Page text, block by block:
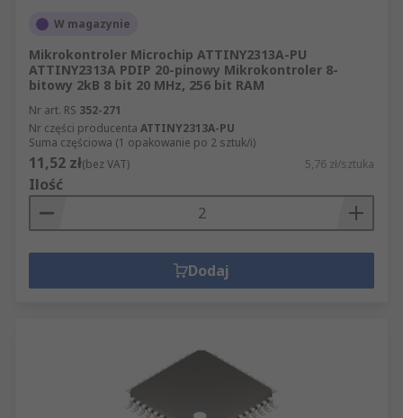
W magazynie
Mikrokontroler Microchip ATTINY2313A-PU
ATTINY2313A PDIP 20-pinowy Mikrokontroler 8-
bitowy 2kB 8 bit 20 MHz, 256 bit RAM
Nr art. RS 352-271
Nr części producenta ATTINY2313A-PU
Suma częściowa (1 opakowanie po 2 sztuk/i)
11,52 zł(bez VAT) 5,76 zł/sztuka
Ilość
Dodaj